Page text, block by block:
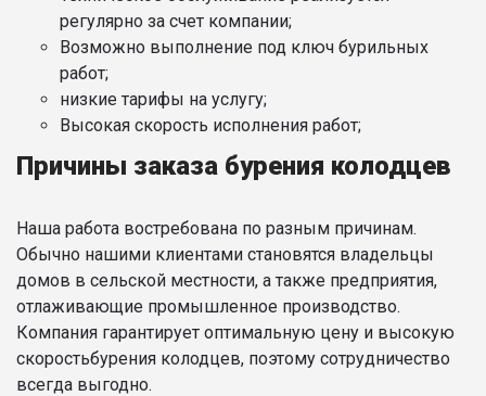
регулярно за счет компании;
Возможно выполнение под ключ бурильных
работ;
низкие тарифы на услугу;
Высокая скорость исполнения работ;
Причины заказа бурения колодцев
Наша работа востребована по разным причинам.
Обычно нашими клиентами становятся владельцы
домов в сельской местности, а также предприятия,
отлаживающие промышленное производство.
Компания гарантирует оптимальную цену и высокую
скоростьбурения колодцев, поэтому сотрудничество
всегда выгодно.